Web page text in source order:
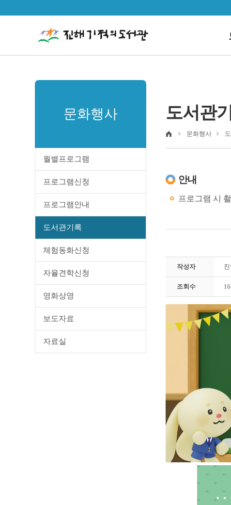
문화행사
월별프로그램
프로그램신청
프로그램안내
도서관기록
체험동화신청
자율견학신청
영화상영
보도자료
자료실
도서관
문화행사
안내
프로그램 시
작성자
조회수